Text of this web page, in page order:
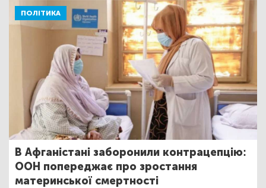
ПОЛІТИКА
В Афганістані заборонили контрацепцію:
ООН попереджає про зростання
материнської смертності